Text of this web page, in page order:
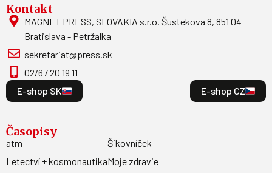
Kontakt
MAGNET PRESS, SLOVAKIA s.r.o. Šustekova 8, 851 04
Bratislava - Petržalka
sekretariat@press.sk
02/67 20 19 11
E-shop SK
E-shop CZ
Časopisy
atm
Letectví + kosmonautika
Šikovníček
Moje zdravie